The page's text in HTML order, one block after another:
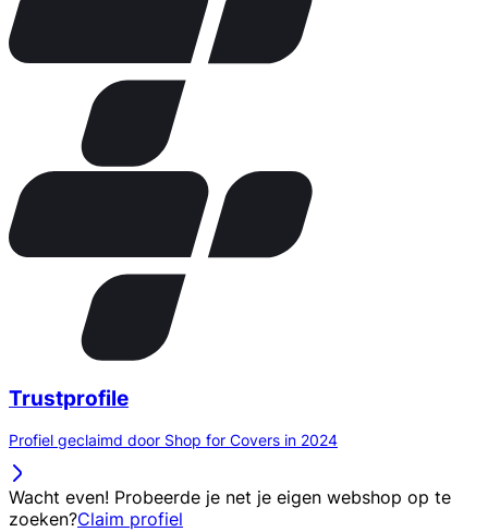
Trustprofile
Profiel geclaimd door Shop for Covers in 2024
Wacht even! Probeerde je net je eigen webshop op te
zoeken?Claim profiel